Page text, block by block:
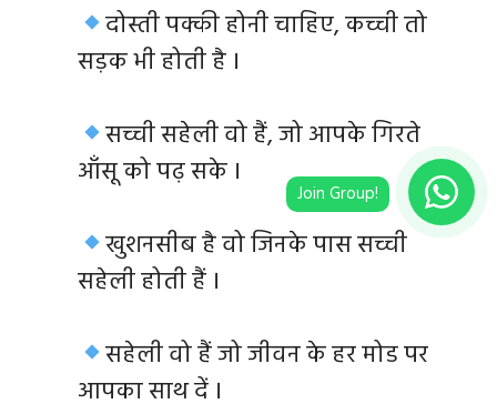
दोस्ती पक्की होनी चाहिए, कच्ची तो
सड़क भी होती है ।
सच्ची सहेली वो हैं, जो आपके गिरते
आँसू को पढ़ सके ।
खुशनसीब है वो जिनके पास सच्ची
सहेली होती हैं ।
सहेली वो हैं जो जीवन के हर मोड पर
आपका साथ दें ।